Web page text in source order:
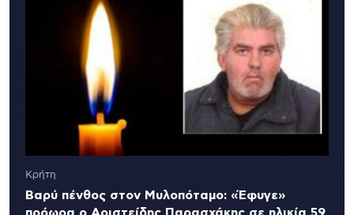
Κρήτη
Βαρύ πένθος στον Μυλοπόταμο: «Έφυγε»